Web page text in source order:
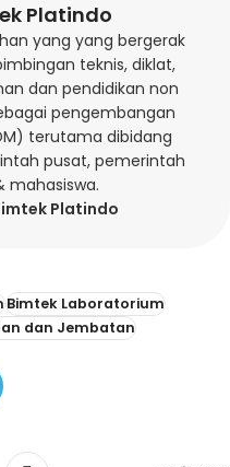
Platindo
yang yang bergerak
teknis, diklat,
dan pendidikan non
pengembangan
terutama dibidang
pusat, pemerintah
mahasiswa.
Platindo
Bimtek Laboratorium
dan Jembatan